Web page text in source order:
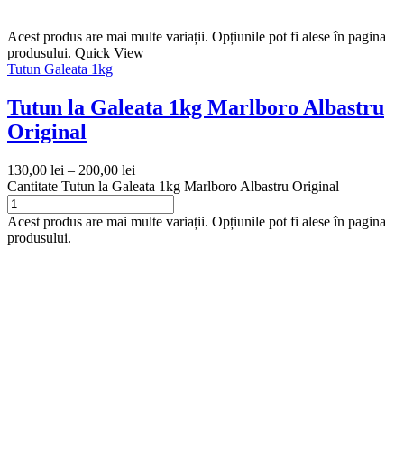
Acest produs are mai multe variații. Opțiunile pot fi alese în pagina
produsului. Quick View
Tutun Galeata 1kg
Tutun la Galeata 1kg Marlboro Albastru
Original
130,00 lei – 200,00 lei
Cantitate Tutun la Galeata 1kg Marlboro Albastru Original
Acest produs are mai multe variații. Opțiunile pot fi alese în pagina
produsului.